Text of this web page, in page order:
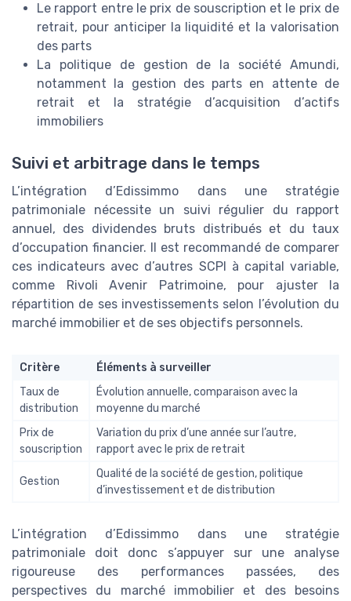
Le rapport entre le prix de souscription et le prix de
retrait, pour anticiper la liquidité et la valorisation
des parts
La politique de gestion de la société Amundi,
notamment la gestion des parts en attente de
retrait et la stratégie d’acquisition d’actifs
immobiliers
Suivi et arbitrage dans le temps
L’intégration d’Edissimmo dans une stratégie
patrimoniale nécessite un suivi régulier du rapport
annuel, des dividendes bruts distribués et du taux
d’occupation financier. Il est recommandé de comparer
ces indicateurs avec d’autres SCPI à capital variable,
comme Rivoli Avenir Patrimoine, pour ajuster la
répartition de ses investissements selon l’évolution du
marché immobilier et de ses objectifs personnels.
Critère
Éléments à surveiller
Taux de
distribution
Évolution annuelle, comparaison avec la
moyenne du marché
Prix de
souscription
Variation du prix d’une année sur l’autre,
rapport avec le prix de retrait
Gestion
Qualité de la société de gestion, politique
d’investissement et de distribution
L’intégration d’Edissimmo dans une stratégie
patrimoniale doit donc s’appuyer sur une analyse
rigoureuse des performances passées, des
perspectives du marché immobilier et des besoins